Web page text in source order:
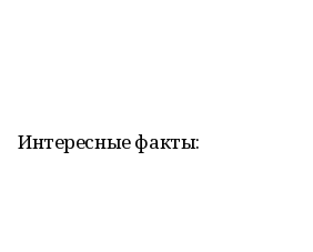
Интересные факты: